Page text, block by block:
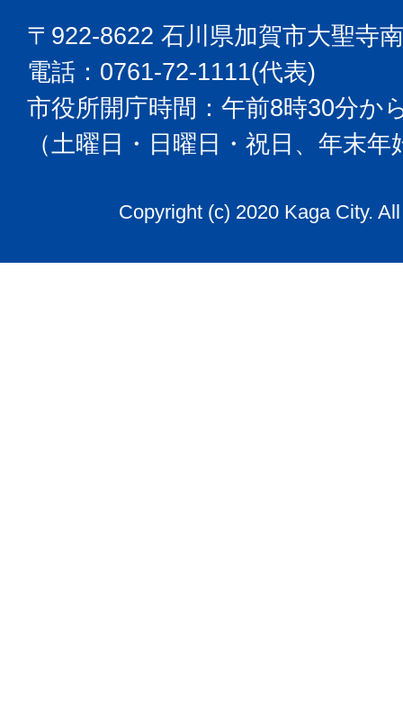
〒922-8622 石川県加賀市大聖寺
電話：0761-72-1111(代表)
市役所開庁時間：午前8時30分か
（土曜日・日曜日・祝日、年末
Copyright (c) 2020 Kaga City.